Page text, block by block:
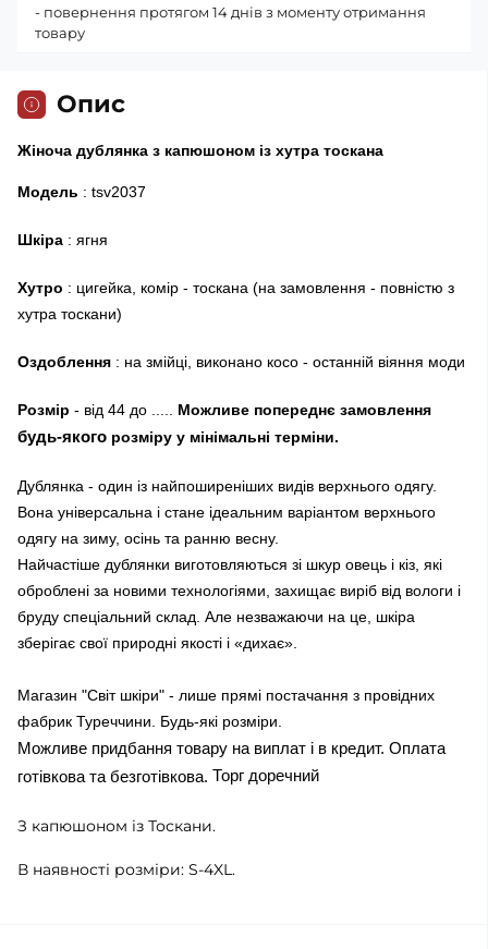
Опис
Жіноча дублянка з капюшоном із хутра тоскана
Модель : tsv2037
Шкіра : ягня
Хутро : цигейка, комір - тоскана (на замовлення - повністю з
хутра тоскани)
Оздоблення : на змійці, виконано косо - останній віяння моди
Розмір - від 44 до ..... Можливе попереднє замовлення
будь-якого розміру у мінімальні терміни.
Дублянка - один із найпоширеніших видів верхнього одягу.
Вона універсальна і стане ідеальним варіантом верхнього
одягу на зиму, осінь та ранню весну.
Найчастіше дублянки виготовляються зі шкур овець і кіз, які
оброблені за новими технологіями, захищає виріб від вологи і
бруду спеціальний склад. Але незважаючи на це, шкіра
зберігає свої природні якості і «дихає».
Магазин "Світ шкіри" - лише прямі постачання з провідних
фабрик Туреччини. Будь-які розміри.
Можливе придбання товару на виплат і в кредит. Оплата
готівкова та безготівкова. Торг доречний
З капюшоном із Тоскани.
В наявності розміри: S-4XL.
- повернення протягом 14 днів з моменту отримання
товару